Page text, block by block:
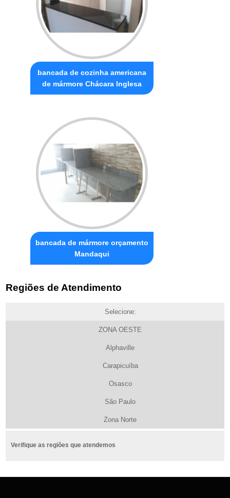
bancada de cozinha americana
de mármore Chácara Inglesa
bancada de mármore orçamento
Mandaqui
Regiões de Atendimento
Selecione:
ZONA OESTE
Alphaville
Carapicuíba
Osasco
São Paulo
Zona Norte
Verifique as regiões que atendemos